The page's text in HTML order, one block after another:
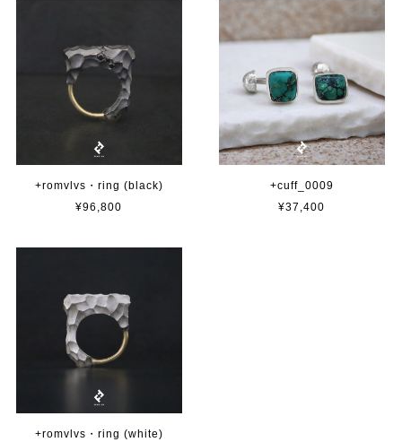
+romvlvs・ring (black)
¥96,800
+cuff_0009
¥37,400
+romvlvs・ring (white)